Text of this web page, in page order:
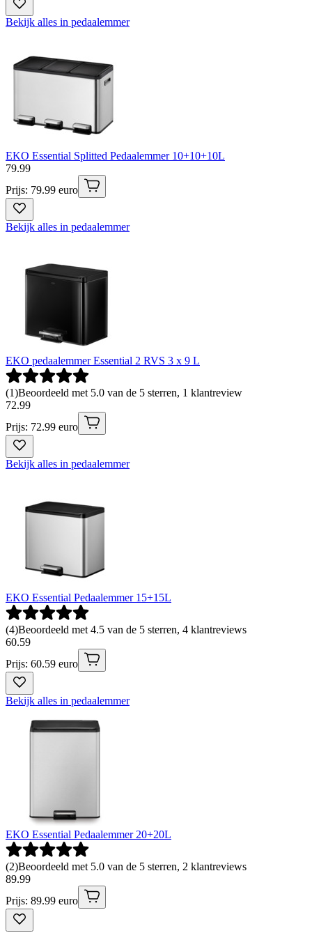
Bekijk alles in pedaalemmer
EKO Essential Splitted Pedaalemmer 10+10+10L
79.99
Prijs: 79.99 euro
Bekijk alles in pedaalemmer
EKO pedaalemmer Essential 2 RVS 3 x 9 L
(1)Beoordeeld met 5.0 van de 5 sterren, 1 klantreview
72.99
Prijs: 72.99 euro
Bekijk alles in pedaalemmer
EKO Essential Pedaalemmer 15+15L
(4)Beoordeeld met 4.5 van de 5 sterren, 4 klantreviews
60.59
Prijs: 60.59 euro
Bekijk alles in pedaalemmer
EKO Essential Pedaalemmer 20+20L
(2)Beoordeeld met 5.0 van de 5 sterren, 2 klantreviews
89.99
Prijs: 89.99 euro